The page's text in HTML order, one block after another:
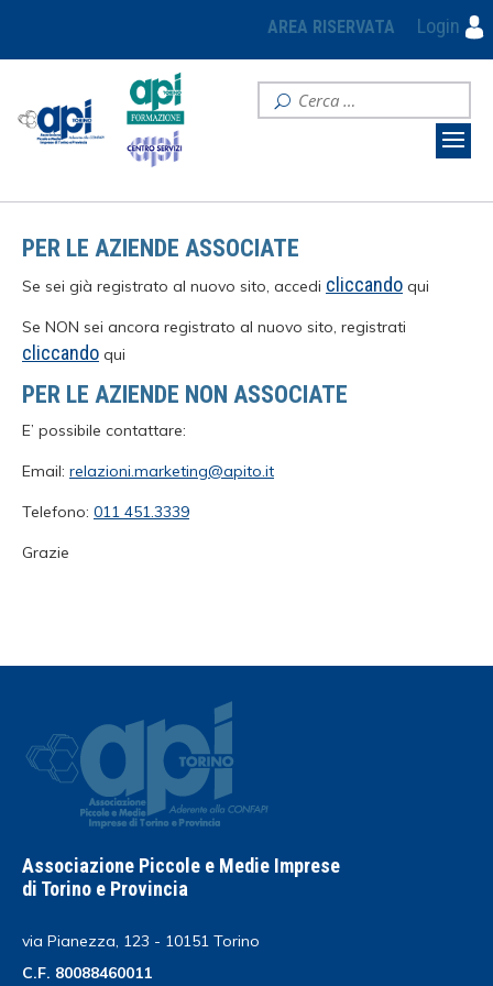
AREA RISERVATA Login
PER LE AZIENDE ASSOCIATE
Se sei già registrato al nuovo sito, accedi cliccando qui
Se NON sei ancora registrato al nuovo sito, registrati
cliccando qui
PER LE AZIENDE NON ASSOCIATE
E’ possibile contattare:
Email: relazioni.marketing@apito.it
Telefono: 011 451.3339
Grazie
Associazione Piccole e Medie Imprese
di Torino e Provincia
via Pianezza, 123 - 10151 Torino
C.F. 80088460011